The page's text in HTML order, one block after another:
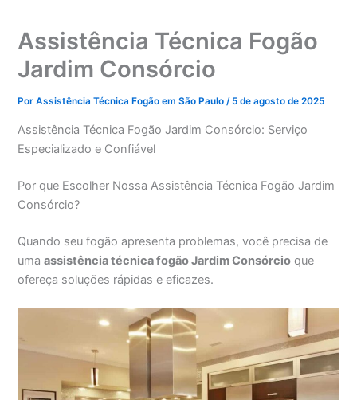
Assistência Técnica Fogão
Jardim Consórcio
PorAssistência Técnica Fogão em São Paulo/ 5 de agosto de 2025
Assistência Técnica Fogão Jardim Consórcio: Serviço
Especializado e Confiável
Por que Escolher Nossa Assistência Técnica Fogão Jardim
Consórcio?
Quando seu fogão apresenta problemas, você precisa de
umaassistência técnica fogão Jardim Consórcio que
ofereça soluções rápidas e eficazes.